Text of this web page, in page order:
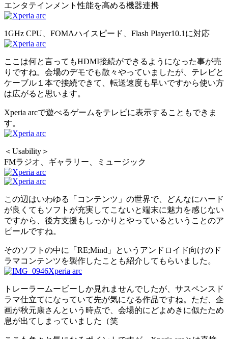
エンタテインメント性能を高める機器連携
1GHz CPU、FOMAハイスピード、Flash Player10.1に対応
ここは何と言ってもHDMI接続ができるようになった事が売
りですね。会場のデモでも散々やっていましたが、テレビと
ケーブル１本で接続できて、転送速度も早いですから使い方
は広がると思います。
Xperia arcで遊べるゲームをテレビに表示することもできま
す。
＜Usability＞
FMラジオ、ギャラリー、ミュージック
この辺はいわゆる「コンテンツ」の世界で、どんなにハード
が良くてもソフトが充実してこないと端末に魅力を感じない
ですから、後方支援もしっかりとやっているということのア
ピールですね。
そのソフトの中に「RE;Mind」というアンドロイド向けのド
ラマコンテンツを製作したことも紹介してもらいました。
トレーラームービーしか見れませんでしたが、サスペンスド
ラマ仕立てになっていて先が気になる作品ですね。ただ、企
画が秋元康さんという時点で、会場的にどよめきに似たため
息が出てしまっていました（笑